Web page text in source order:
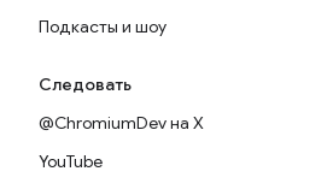
Подкасты и шоу
Следовать
@ChromiumDev на X
YouTube